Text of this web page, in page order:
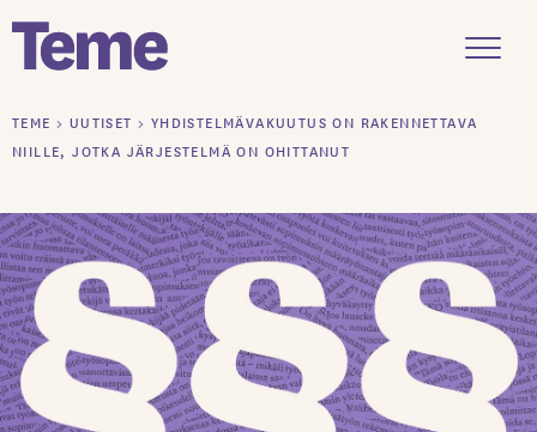
Siirry
sisältöön
TEME > UUTISET > YHDISTELMÄVAKUUTUS ON RAKENNETTAVA
NIILLE, JOTKA JÄRJESTELMÄ ON OHITTANUT